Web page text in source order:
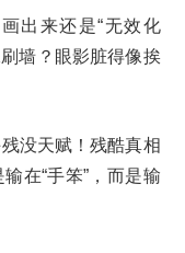
出来还是“无效化
墙？眼影脏得像挨
没天赋！残酷真相
在“手笨”，而是输